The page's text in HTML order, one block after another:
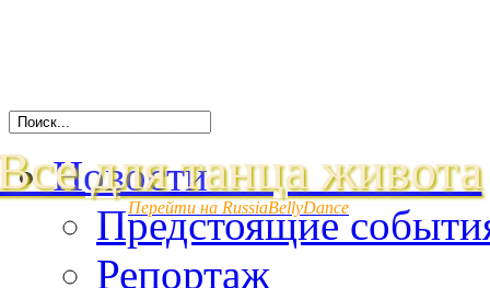
для танца живота
Перейти на RussiaBellyDance
Новости
Предстоящие
Репортаж